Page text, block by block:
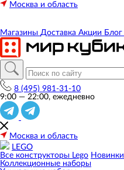
Москва и область
Магазины Доставка Акции Блог
8 (495) 981-31-10
9:00 — 22:00, ежедневно
Москва и область
LEGO
Все конструкторы Lego Новинки
Коллекционные наборы